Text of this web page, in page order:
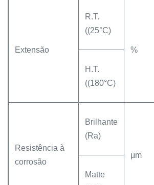
Extensão
R.T.
((25°C)
%
H.T.
((180°C)
Resistência à
corrosão
Brilhante
(Ra)
μm
Matte